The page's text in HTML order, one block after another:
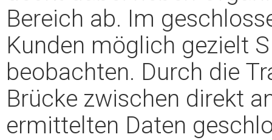
Bereich ab. Im
Kunden möglich gezielt
beobachten. Durch die
Brücke zwischen direkt
ermittelten Daten